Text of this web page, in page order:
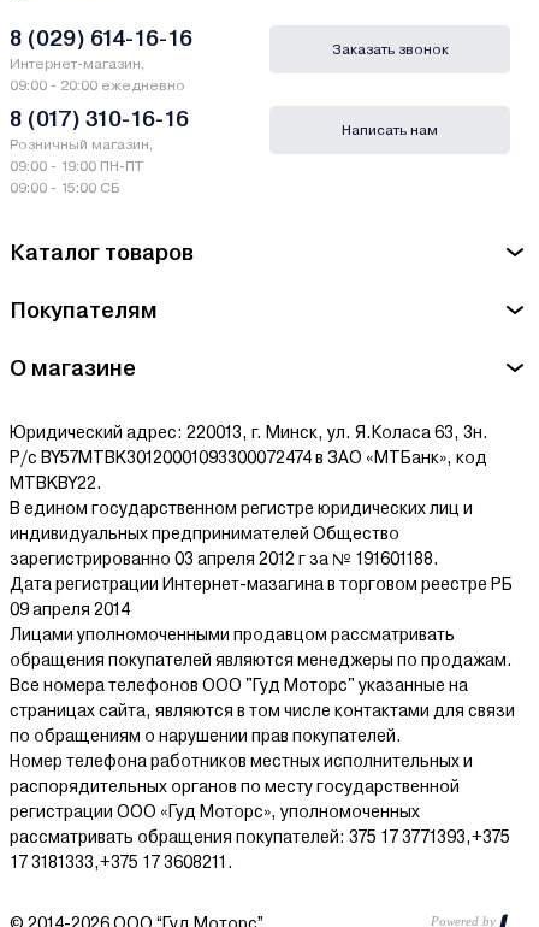
Каталог товаров
Покупателям
О магазине
Юридический адрес: 220013, г. Минск, ул. Я.Коласа 63, 3н.
Р/с BY57MTBK30120001093300072474 в ЗАО «МТБанк», код
MTBKBY22.
В едином государственном регистре юридических лиц и
индивидуальных предпринимателей Общество
зарегистрированно 03 апреля 2012 г за № 191601188.
Дата регистрации Интернет-мазагина в торговом реестре РБ
09 апреля 2014
Лицами уполномоченными продавцом рассматривать
обращения покупателей являются менеджеры по продажам.
Все номера телефонов ООО "Гуд Моторс" указанные на
страницах сайта, являются в том числе контактами для связи
по обращениям о нарушении прав покупателей.
Номер телефона работников местных исполнительных и
распорядительных органов по месту государственной
регистрации ООО «Гуд Моторс», уполномоченных
рассматривать обращения покупателей: 375 17 3771393,+375
17 3181333,+375 17 3608211.
8 (029) 614-16-16
Интернет-магазин,
09:00 - 20:00 ежедневно
8 (017) 310-16-16
Розничный магазин,
09:00 - 19:00 ПН-ПТ
09:00 - 15:00 СБ
Заказать звонок
Написать нам